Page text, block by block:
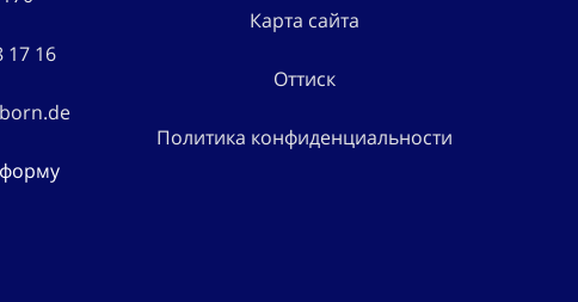
17 16
Карта сайта
Оттиск
Политика конфиденциальности